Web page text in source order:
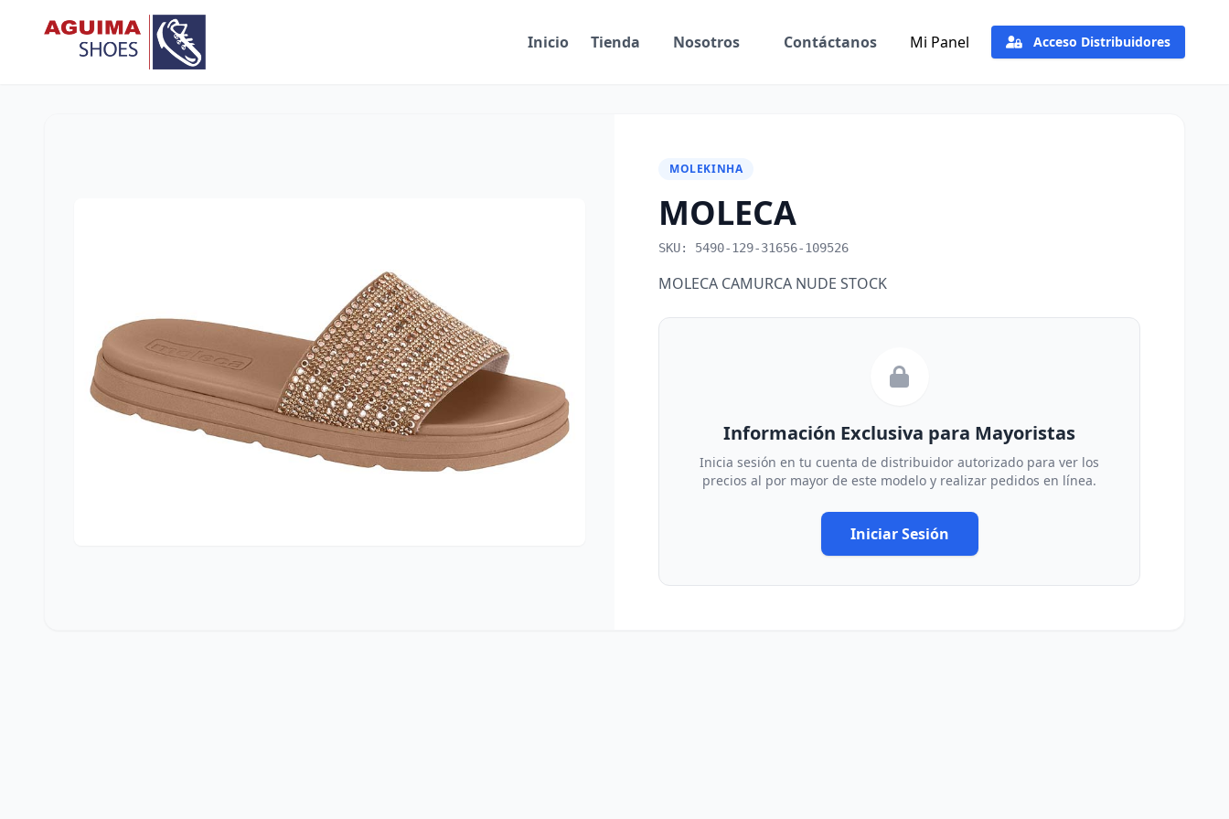
Inicio Tienda Nosotros Contáctanos Mi Panel Acceso Distribuidores
MOLEKINHA
MOLECA
SKU: 5490-129-31656-109526
MOLECA CAMURCA NUDE STOCK
Información Exclusiva para Mayoristas
Inicia sesión en tu cuenta de distribuidor autorizado para ver los
precios al por mayor de este modelo y realizar pedidos en línea.
Iniciar Sesión